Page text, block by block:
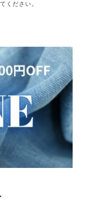
ください。